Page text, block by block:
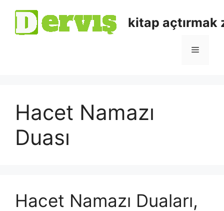
kitap açtırmak
Hacet Namazı
Duası
Hacet Namazı Duaları,